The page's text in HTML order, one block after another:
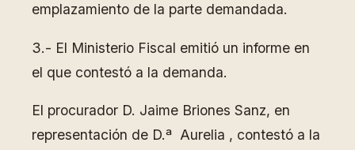
emplazamiento de la parte demandada.
3.- El Ministerio Fiscal emitió un informe en
el que contestó a la demanda.
El procurador D. Jaime Briones Sanz, en
representación de D.ª Aurelia , contestó a la